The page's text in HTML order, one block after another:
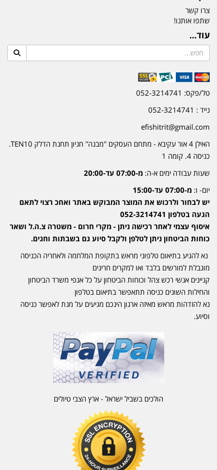
צרו קשר
שתפו אותנו!
עוד...
טל/פקס: 052-3214741
נייד : 052-3214741
efishitrit@gmail.com
האילן 4 אור עקיבא - מתחם העסקים ''מבנה'' חניון תחנת הדלק TEN10.
כניסה 4. קומה 1
שעות עבודה ימים א-ה: מ-07:00 עד-20:00
יום- ו: מ-07:00 עד-15:00
יש לבחור ולרכוש את המוצר המבוקש באתר ואחכ רצוי לתאם
הגעה בטלפון 052-3214741
איסוף עצמי לאחר רכישה ניתן - מקרי חרום - משטרה צ.ה.ל ושאר
כוחות הביטחון ניתן לטלפן ולקבל סיוע גם בשבתות וחגים.
נא להגיע בתיאום טלפוני מראש בתקופת המלחמה ולאחריה הכניסה
מוגבלת למורשים בלבד ואו למקרים חריגים
קניינים אנשי רכש צהל וכוחות הביטחון על כל אגפי משרד הביטחון
והחילות השונים כניסה תתאפשר בתיאום בטלפון
נא להזדהות מראש מאיזה ארגון הינכם מגיעים על מנת לאפשר כניסה
וסיוע.
הולכים בשביל ישראל - ארץ הצבי טיולים